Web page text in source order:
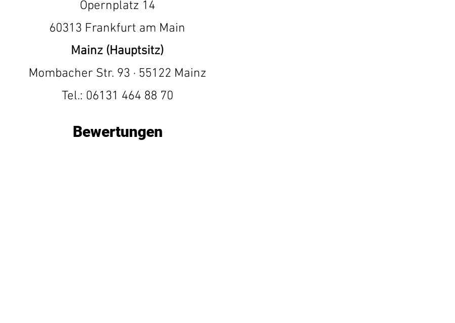
Opernplatz 14
60313 Frankfurt am Main
Mainz (Hauptsitz)
Mombacher Str. 93 · 55122 Mainz
Tel.: 06131 464 88 70
Bewertungen